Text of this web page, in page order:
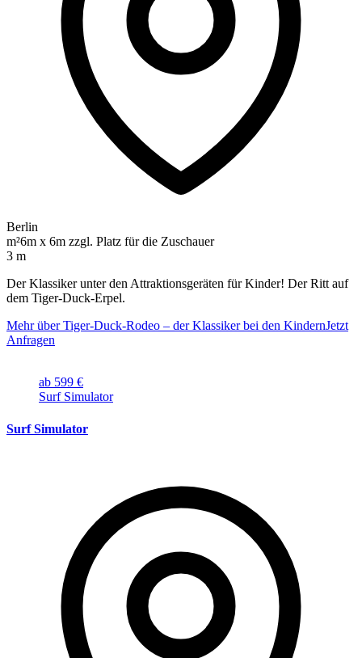
Berlin
m²6m x 6m zzgl. Platz für die Zuschauer
3 m
Der Klassiker unter den Attraktionsgeräten für Kinder! Der Ritt auf
dem Tiger-Duck-Erpel.
Mehr über Tiger-Duck-Rodeo – der Klassiker bei den KindernJetzt
Anfragen
ab 599 €
Surf Simulator
Surf Simulator